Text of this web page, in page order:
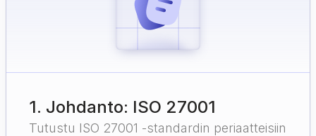
1. Johdanto: ISO 27001
Tutustu ISO 27001 -standardin periaatteisiin